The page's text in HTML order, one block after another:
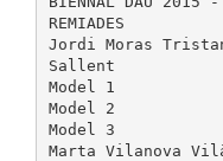
REMIADES
Jordi Moras
Sallent
Model 1
Model 2
Model 3
Marta Vilanova